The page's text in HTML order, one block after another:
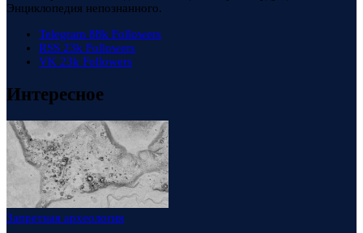
Энциклопедия непознанного.
Telegram 88k Followers
RSS 23k Followers
VK 23k Followers
Интересное
Запретная археология